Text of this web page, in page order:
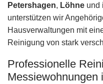
Petershagen, Löhne und
unterstützen wir
Hausverwaltungen mit
Reinigung von stark
Professionelle
Messiewohnungen